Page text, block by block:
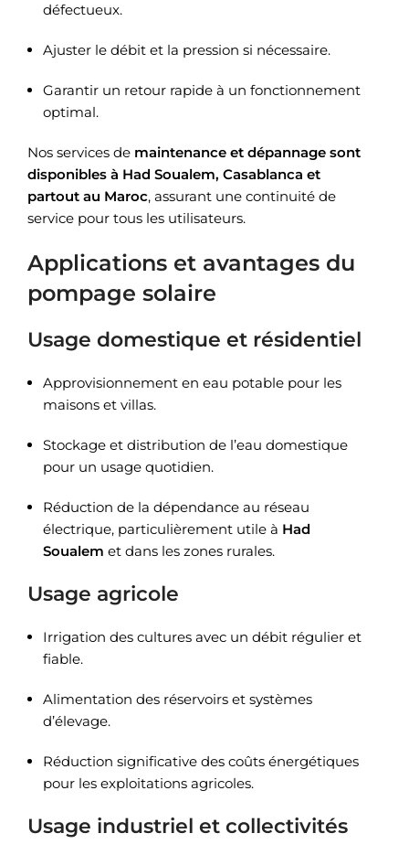
défectueux.
Ajuster le débit et la pression si nécessaire.
Garantir un retour rapide à un fonctionnement
optimal.
Nos services de maintenance et dépannage sont
disponibles à Had Soualem, Casablanca et
partout au Maroc, assurant une continuité de
service pour tous les utilisateurs.
Applications et avantages du
pompage solaire
Usage domestique et résidentiel
Approvisionnement en eau potable pour les
maisons et villas.
Stockage et distribution de l’eau domestique
pour un usage quotidien.
Réduction de la dépendance au réseau
électrique, particulièrement utile à Had
Soualem et dans les zones rurales.
Usage agricole
Irrigation des cultures avec un débit régulier et
fiable.
Alimentation des réservoirs et systèmes
d’élevage.
Réduction significative des coûts énergétiques
pour les exploitations agricoles.
Usage industriel et collectivités